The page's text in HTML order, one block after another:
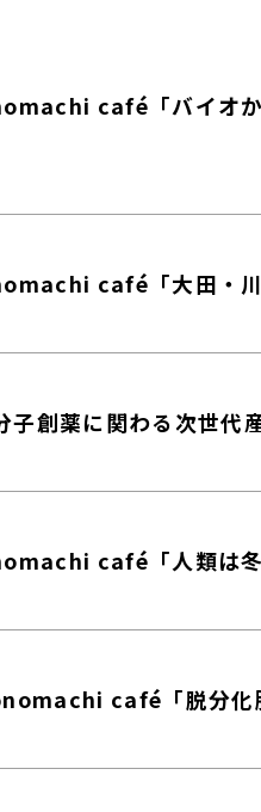
café「バイオか
café「大田・
子創薬に関わる次世
café「人類は
café「脱分化